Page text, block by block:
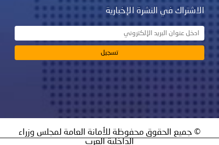
الاشتراك في النشرة الإخبارية
© جميع الحقوق محفوظة للأمانة العامة لمجلس وزراء
الداخلية العرب